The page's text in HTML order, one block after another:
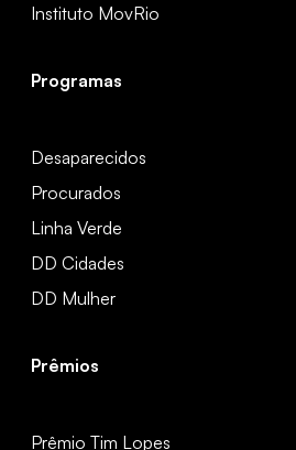
Instituto MovRio
Programas
Desaparecidos
Procurados
Linha Verde
DD Cidades
DD Mulher
Prêmios
Prêmio Tim Lopes